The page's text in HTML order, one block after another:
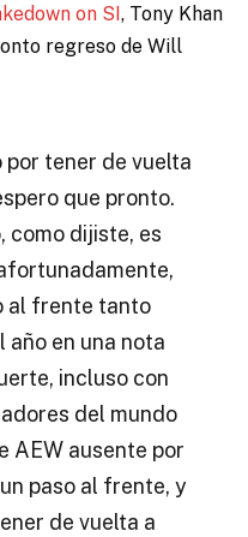
on SI, Tony Khan
regreso de Will
por tener de vuelta
que pronto.
como dijiste, es
al frente tanto
año en una nota
incluso con
del mundo
AEW ausente por
paso al frente, y
de vuelta a